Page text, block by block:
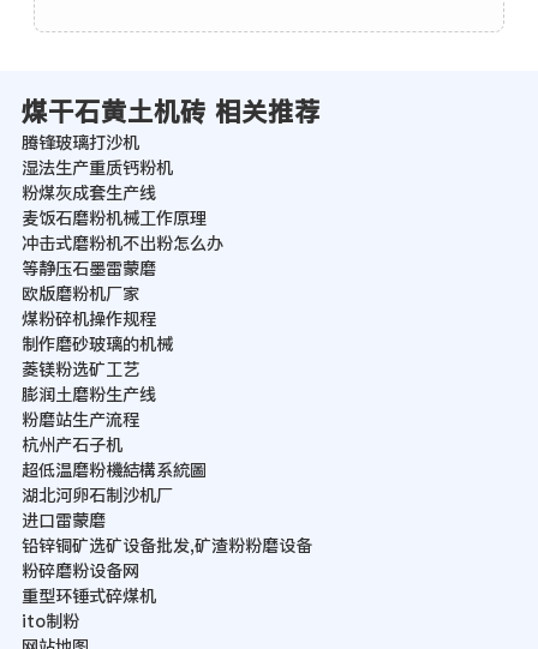
煤干石黄土机砖 相关推荐
腾锋玻璃打沙机
湿法生产重质钙粉机
粉煤灰成套生产线
麦饭石磨粉机械工作原理
冲击式磨粉机不出粉怎么办
等静压石墨雷蒙磨
欧版磨粉机厂家
煤粉碎机操作规程
制作磨砂玻璃的机械
菱镁粉选矿工艺
膨润土磨粉生产线
粉磨站生产流程
杭州产石子机
超低温磨粉機結構系統圖
湖北河卵石制沙机厂
进口雷蒙磨
铅锌铜矿选矿设备批发,矿渣粉粉磨设备
粉碎磨粉设备网
重型环锤式碎煤机
ito制粉